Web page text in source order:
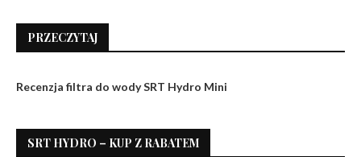
PRZECZYTAJ
Recenzja filtra do wody SRT Hydro Mini
SRT HYDRO – KUP Z RABATEM